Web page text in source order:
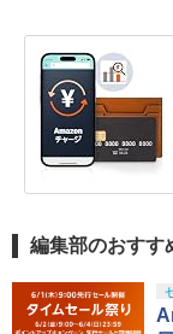
編集部のおすす